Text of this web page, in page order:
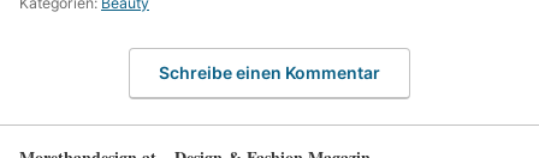
Schreibe einen Kommentar